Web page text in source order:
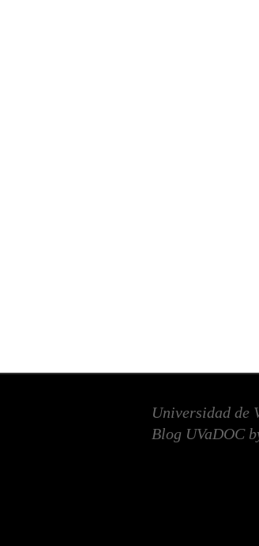
Universidad de
Blog UVaDOC